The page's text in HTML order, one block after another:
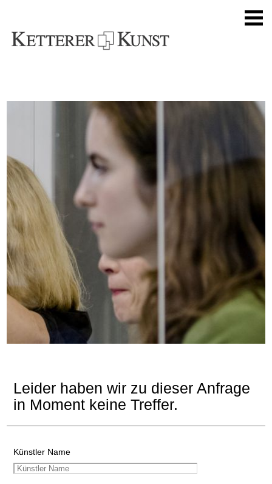
Leider haben wir zu dieser Anfrage
in Moment keine Treffer.
Künstler Name